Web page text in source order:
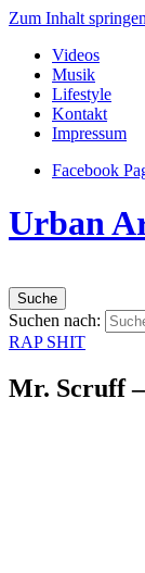
Zum Inhalt springen
Videos
Musik
Lifestyle
Kontakt
Impressum
Facebook
Urban
Suche
Suchen nach:
RAP SHIT
Mr. Scruff